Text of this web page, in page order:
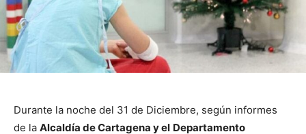
Durante la noche del 31 de Diciembre, según informes
de la Alcaldía de Cartagena y el Departamento